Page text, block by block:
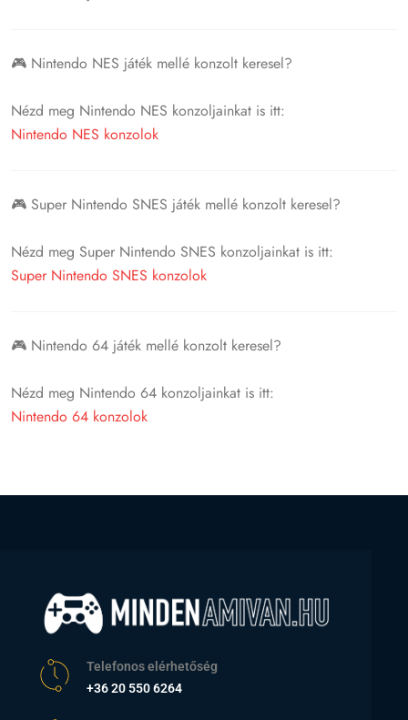
🎮 Nintendo NES játék mellé konzolt keresel?
Nézd meg Nintendo NES konzoljainkat is itt:
Nintendo NES konzolok
🎮 Super Nintendo SNES játék mellé konzolt keresel?
Nézd meg Super Nintendo SNES konzoljainkat is itt:
Super Nintendo SNES konzolok
🎮 Nintendo 64 játék mellé konzolt keresel?
Nézd meg Nintendo 64 konzoljainkat is itt:
Nintendo 64 konzolok
Telefonos elérhetőség
+36 20 550 6264